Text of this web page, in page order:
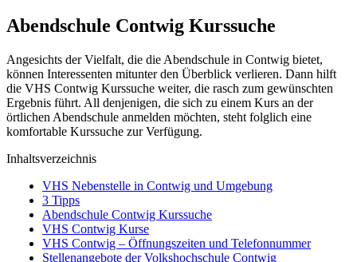
Abendschule Contwig Kurssuche
Angesichts der Vielfalt, die die Abendschule in Contwig bietet,
können Interessenten mitunter den Überblick verlieren. Dann hilft
die VHS Contwig Kurssuche weiter, die rasch zum gewünschten
Ergebnis führt. All denjenigen, die sich zu einem Kurs an der
örtlichen Abendschule anmelden möchten, steht folglich eine
komfortable Kurssuche zur Verfügung.
Inhaltsverzeichnis
VHS Nebenstelle in Contwig und Umgebung
3 Tipps
Abendschule Contwig Kurssuche
VHS Contwig Kurse
VHS Contwig – Öffnungszeiten und Telefonnummer
Stellenangebote der Volkshochschule Contwig